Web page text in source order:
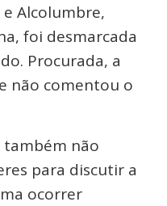
Alcolumbre,
foi desmarcada
Procurada, a
não comentou o
também não
para discutir a
ocorrer